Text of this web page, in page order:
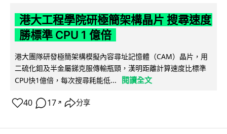
港大工程學院研極簡架構晶片 搜尋速度
勝標準 CPU 1 億倍
港大團隊研發極簡架構模擬內容尋址記憶體（CAM）晶片，用
二硫化鉬及半金屬銻克服傳輸瓶頸，漢明距離計算速度比標準
CPU快1億倍，每次搜尋耗能低...
閱讀全文
40 17 ↗ 分享